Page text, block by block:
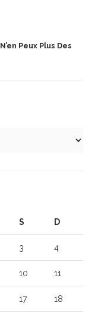
Peux Plus Des
S D
3 4
10 11
17 18